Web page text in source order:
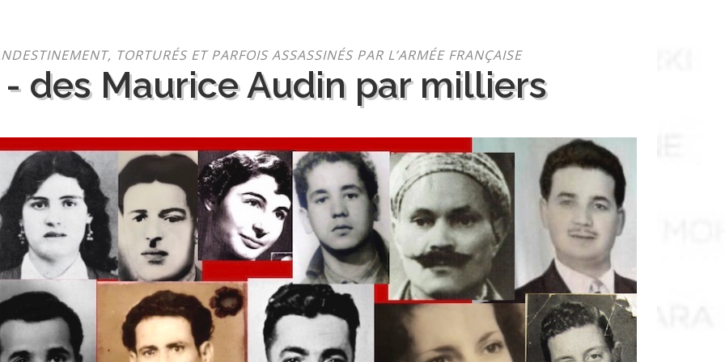
TORTURÉS ET PARFOIS ASSASSINÉS PAR L’ARMÉE FRANÇAISE
des Maurice Audin par milliers